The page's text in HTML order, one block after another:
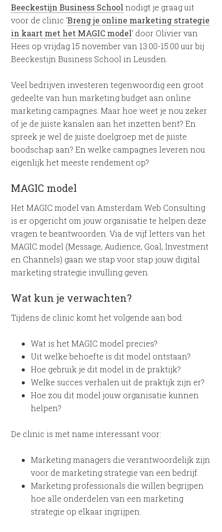
Beeckestijn Business School nodigt je graag uit
voor de clinic ‘Breng je online marketing strategie
in kaart met het MAGIC model‘ door Olivier van
Hees op vrijdag 15 november van 13:00-15:00 uur bij
Beeckestijn Business School in Leusden.
Veel bedrijven investeren tegenwoordig een groot
gedeelte van hun marketing budget aan online
marketing campagnes. Maar hoe weet je nou zeker
of je de juiste kanalen aan het inzetten bent? En
spreek je wel de juiste doelgroep met de juiste
boodschap aan? En welke campagnes leveren nou
eigenlijk het meeste rendement op?
MAGIC model
Het MAGIC model van Amsterdam Web Consulting
is er opgericht om jouw organisatie te helpen deze
vragen te beantwoorden. Via de vijf letters van het
MAGIC model (Message, Audience, Goal, Investment
en Channels) gaan we stap voor stap jouw digital
marketing strategie invulling geven.
Wat kun je verwachten?
Tijdens de clinic komt het volgende aan bod:
Wat is het MAGIC model precies?
Uit welke behoefte is dit model ontstaan?
Hoe gebruik je dit model in de praktijk?
Welke succes verhalen uit de praktijk zijn er?
Hoe zou dit model jouw organisatie kunnen
helpen?
De clinic is met name interessant voor:
Marketing managers die verantwoordelijk zijn
voor de marketing strategie van een bedrijf.
Marketing professionals die willen begrijpen
hoe alle onderdelen van een marketing
strategie op elkaar ingrijpen.